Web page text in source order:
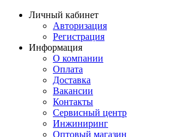
Личный кабинет
Авторизация
Регистрация
Информация
О компании
Оплата
Доставка
Вакансии
Контакты
Сервисный центр
Инжиниринг
Оптовый магазин